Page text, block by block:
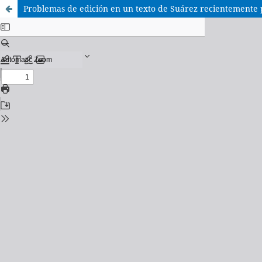
Problemas de edición en un texto de Suárez recientemente